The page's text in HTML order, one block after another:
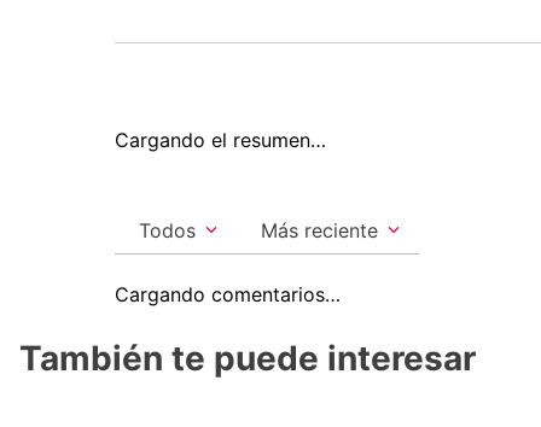
Cargando el resumen…
Más reciente
Todos
Cargando comentarios…
También te puede interesar